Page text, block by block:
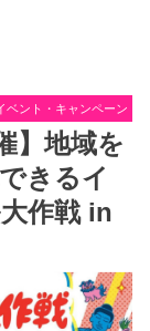
ベント・キャンペーン
】地域を
きるイ
作戦 in